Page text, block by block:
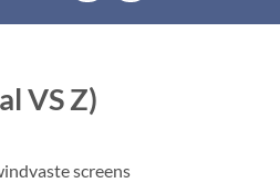
VS Z)
screens